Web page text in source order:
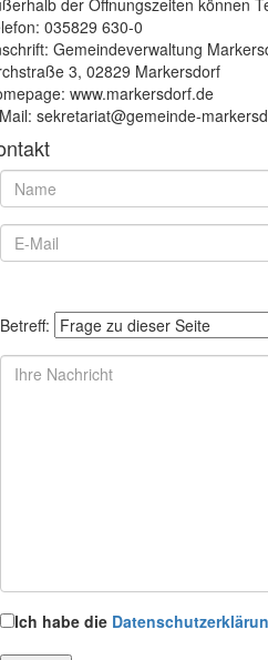
der Öffnungszeiten können
035829 630-0
Gemeindeverwaltung
3, 02829 Markersdorf
www.markersdorf.de
sekretariat@gemeinde-
Betreff:
Ich habe die